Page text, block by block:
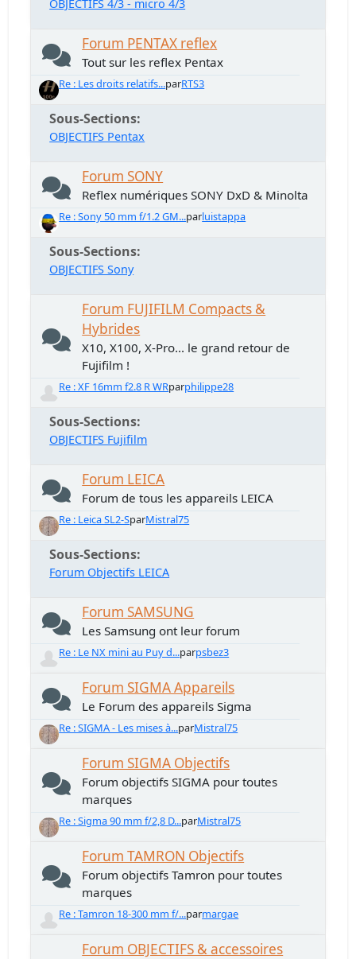
OBJECTIFS 4/3 - micro 4/3
Forum PENTAX reflex
Tout sur les reflex Pentax
Re : Les droits relatifs...parRTS3
Sous-Sections
OBJECTIFS Pentax
Forum SONY
Reflex numériques SONY DxD & Minolta
Re : Sony 50 mm f/1.2 GM...parluistappa
Sous-Sections
OBJECTIFS Sony
Forum FUJIFILM Compacts &
Hybrides
X10, X100, X-Pro... le grand retour de
Fujifilm !
Re : XF 16mm f2.8 R WRparphilippe28
Sous-Sections
OBJECTIFS Fujifilm
Forum LEICA
Forum de tous les appareils LEICA
Re : Leica SL2-SparMistral75
Sous-Sections
Forum Objectifs LEICA
Forum SAMSUNG
Les Samsung ont leur forum
Re : Le NX mini au Puy d...parpsbez3
Forum SIGMA Appareils
Le Forum des appareils Sigma
Re : SIGMA - Les mises à...parMistral75
Forum SIGMA Objectifs
Forum objectifs SIGMA pour toutes
marques
Re : Sigma 90 mm f/2,8 D...parMistral75
Forum TAMRON Objectifs
Forum objectifs Tamron pour toutes
marques
Re : Tamron 18-300 mm f/...parmargae
Forum OBJECTIFS & accessoires